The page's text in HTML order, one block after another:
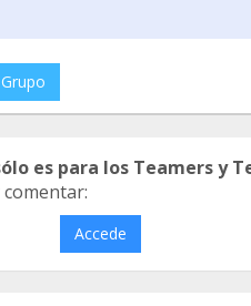
es para los Teamers y
Accede